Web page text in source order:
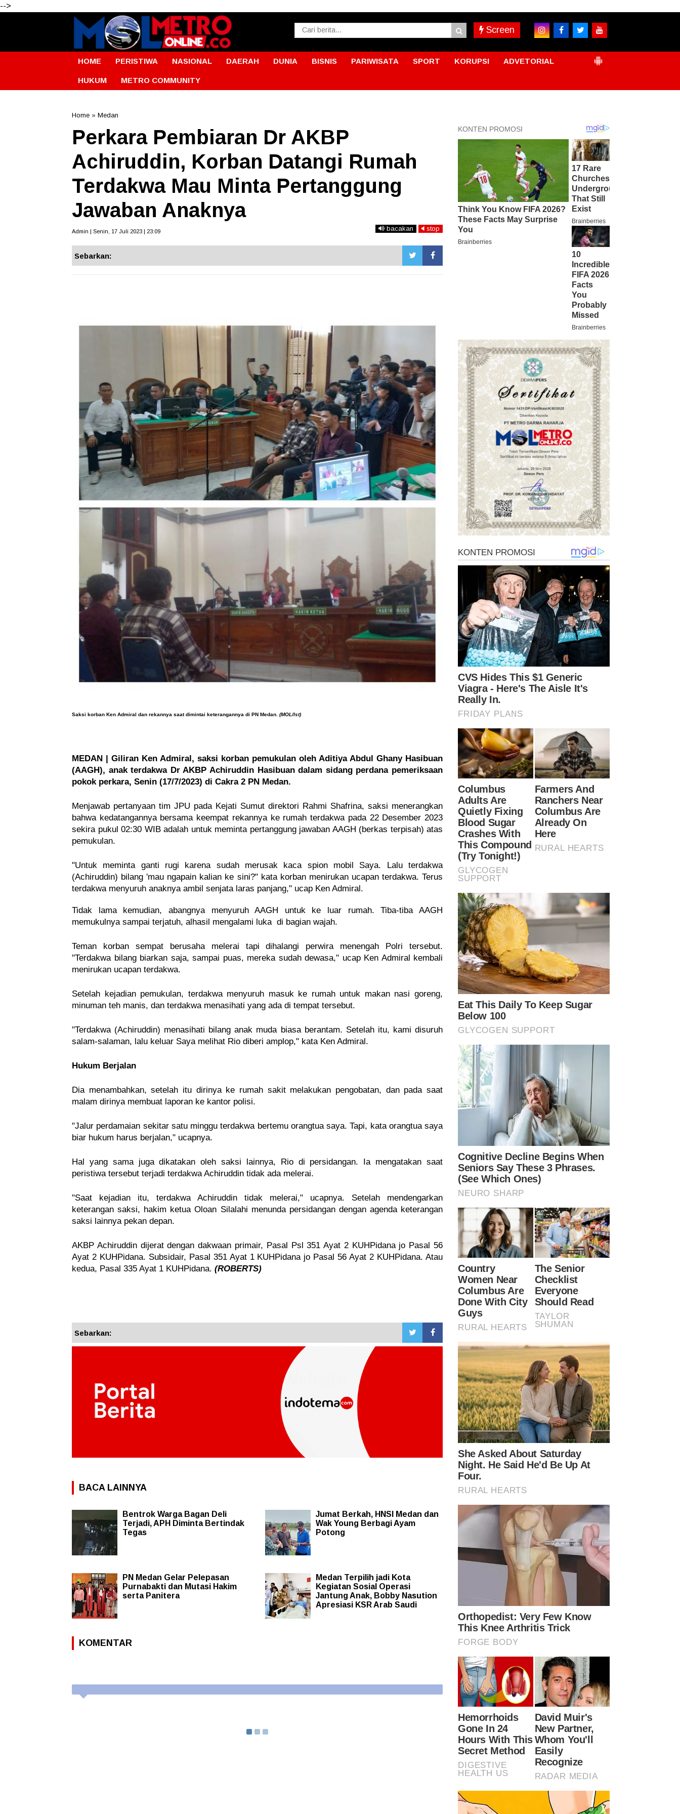
-->
Screen
HOME PERISTIWA NASIONAL DAERAH DUNIA BISNIS PARIWISATA SPORT KORUPSI ADVETORIAL
HUKUM METRO COMMUNITY
Home » Medan
Perkara Pembiaran Dr AKBP
Achiruddin, Korban Datangi Rumah
Terdakwa Mau Minta Pertanggung
Jawaban Anaknya
Admin | Senin, 17 Juli 2023 | 23:09 bacakan stop
Sebarkan:
Saksi korban Ken Admiral dan rekannya saat dimintai keterangannya di PN Medan. (MOL/Ist)
MEDAN | Giliran Ken Admiral, saksi korban pemukulan oleh Aditiya Abdul Ghany Hasibuan
(AAGH), anak terdakwa Dr AKBP Achiruddin Hasibuan dalam sidang perdana pemeriksaan
pokok perkara, Senin (17/7/2023) di Cakra 2 PN Medan.
Menjawab pertanyaan tim JPU pada Kejati Sumut direktori Rahmi Shafrina, saksi menerangkan
bahwa kedatangannya bersama keempat rekannya ke rumah terdakwa pada 22 Desember 2023
sekira pukul 02:30 WIB adalah untuk meminta pertanggung jawaban AAGH (berkas terpisah) atas
pemukulan.
"Untuk meminta ganti rugi karena sudah merusak kaca spion mobil Saya. Lalu terdakwa
(Achiruddin) bilang 'mau ngapain kalian ke sini?" kata korban menirukan ucapan terdakwa. Terus
terdakwa menyuruh anaknya ambil senjata laras panjang," ucap Ken Admiral.
Tidak lama kemudian, abangnya menyuruh AAGH untuk ke luar rumah. Tiba-tiba AAGH
memukulnya sampai terjatuh, alhasil mengalami luka di bagian wajah.
Teman korban sempat berusaha melerai tapi dihalangi perwira menengah Polri tersebut.
"Terdakwa bilang biarkan saja, sampai puas, mereka sudah dewasa," ucap Ken Admiral kembali
menirukan ucapan terdakwa.
Setelah kejadian pemukulan, terdakwa menyuruh masuk ke rumah untuk makan nasi goreng,
minuman teh manis, dan terdakwa menasihati yang ada di tempat tersebut.
"Terdakwa (Achiruddin) menasihati bilang anak muda biasa berantam. Setelah itu, kami disuruh
salam-salaman, lalu keluar Saya melihat Rio diberi amplop," kata Ken Admiral.
Hukum Berjalan
Dia menambahkan, setelah itu dirinya ke rumah sakit melakukan pengobatan, dan pada saat
malam dirinya membuat laporan ke kantor polisi.
"Jalur perdamaian sekitar satu minggu terdakwa bertemu orangtua saya. Tapi, kata orangtua saya
biar hukum harus berjalan," ucapnya.
Hal yang sama juga dikatakan oleh saksi lainnya, Rio di persidangan. Ia mengatakan saat
peristiwa tersebut terjadi terdakwa Achiruddin tidak ada melerai.
"Saat kejadian itu, terdakwa Achiruddin tidak melerai," ucapnya. Setelah mendengarkan
keterangan saksi, hakim ketua Oloan Silalahi menunda persidangan dengan agenda keterangan
saksi lainnya pekan depan.
AKBP Achiruddin dijerat dengan dakwaan primair, Pasal Psl 351 Ayat 2 KUHPidana jo Pasal 56
Ayat 2 KUHPidana. Subsidair, Pasal 351 Ayat 1 KUHPidana jo Pasal 56 Ayat 2 KUHPidana. Atau
kedua, Pasal 335 Ayat 1 KUHPidana. (ROBERTS)
Sebarkan:
BACA LAINNYA
Bentrok Warga Bagan Deli
Terjadi, APH Diminta Bertindak
Tegas
Jumat Berkah, HNSI Medan dan
Wak Young Berbagi Ayam
Potong
PN Medan Gelar Pelepasan
Purnabakti dan Mutasi Hakim
serta Panitera
Medan Terpilih jadi Kota
Kegiatan Sosial Operasi
Jantung Anak, Bobby Nasution
Apresiasi KSR Arab Saudi
KOMENTAR